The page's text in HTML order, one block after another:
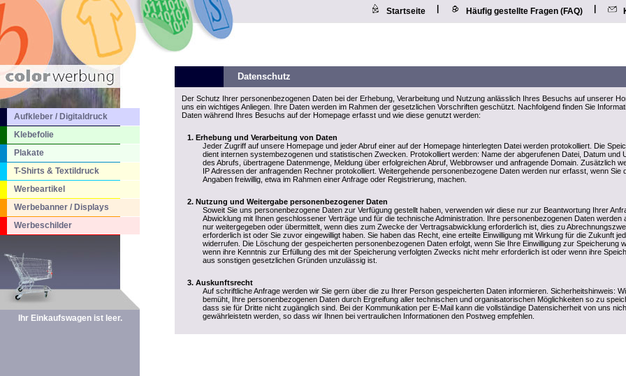
Startseite Häufig gestellte Fragen (FAQ)
Aufkleber / Digitaldruck
Klebefolie
Plakate
T-Shirts & Textildruck
Werbeartikel
Werbebanner / Displays
Werbeschilder
Ihr Einkaufswagen ist leer.
Datenschutz
Der Schutz Ihrer personenbezogenen Daten bei der Erhebung, Verarbeitung und Nutzung anlässlich Ihres Besuchs auf unserer
uns ein wichtiges Anliegen. Ihre Daten werden im Rahmen der gesetzlichen Vorschriften geschützt. Nachfolgend finden Sie
Daten während Ihres Besuchs auf der Homepage erfasst und wie diese genutzt werden:
Erhebung und Verarbeitung von Daten
Jeder Zugriff auf unsere Homepage und jeder Abruf einer auf der Homepage hinterlegten Datei werden protokolliert. Die
dient internen systembezogenen und statistischen Zwecken. Protokolliert werden: Name der abgerufenen Datei, Datum und
des Abrufs, übertragene Datenmenge, Meldung über erfolgreichen Abruf, Webbrowser und anfragende Domain. Zusätzlich
IP Adressen der anfragenden Rechner protokolliert. Weitergehende personenbezogene Daten werden nur erfasst, wenn Sie
Angaben freiwillig, etwa im Rahmen einer Anfrage oder Registrierung, machen.
Nutzung und Weitergabe personenbezogener Daten
Soweit Sie uns personenbezogene Daten zur Verfügung gestellt haben, verwenden wir diese nur zur Beantwortung Ihrer
Abwicklung mit Ihnen geschlossener Verträge und für die technische Administration. Ihre personenbezogenen Daten werden
nur weitergegeben oder übermittelt, wenn dies zum Zwecke der Vertragsabwicklung erforderlich ist, dies zu
erforderlich ist oder Sie zuvor eingewilligt haben. Sie haben das Recht, eine erteilte Einwilligung mit Wirkung für die Zukunft
widerrufen. Die Löschung der gespeicherten personenbezogenen Daten erfolgt, wenn Sie Ihre Einwilligung zur Speicherung
wenn ihre Kenntnis zur Erfüllung des mit der Speicherung verfolgten Zwecks nicht mehr erforderlich ist oder wenn ihre
aus sonstigen gesetzlichen Gründen unzulässig ist.
Auskunftsrecht
Auf schriftliche Anfrage werden wir Sie gern über die zu Ihrer Person gespeicherten Daten informieren. Sicherheitshinweis:
bemüht, Ihre personenbezogenen Daten durch Ergreifung aller technischen und organisatorischen Möglichkeiten so zu
dass sie für Dritte nicht zugänglich sind. Bei der Kommunikation per E-Mail kann die vollständige Datensicherheit von uns
gewährleistetn werden, so dass wir Ihnen bei vertraulichen Informationen den Postweg empfehlen.